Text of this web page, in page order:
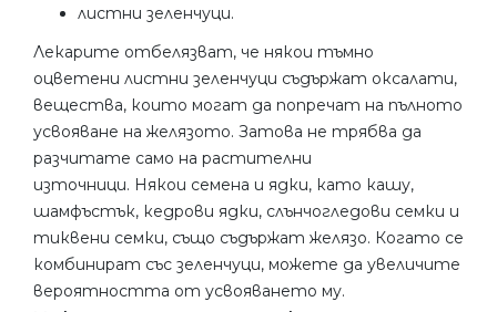
листни зеленчуци.
Лекарите отбелязват, че някои тъмно
оцветени листни зеленчуци съдържат оксалати,
вещества, които могат да попречат на пълното
усвояване на желязото. Затова не трябва да
разчитате само на растителни
източници. Някои семена и ядки, като кашу,
шамфъстък, кедрови ядки, слънчогледови семки и
тиквени семки, също съдържат желязо. Когато се
комбинират със зеленчуци, можете да увеличите
вероятността от усвояването му.